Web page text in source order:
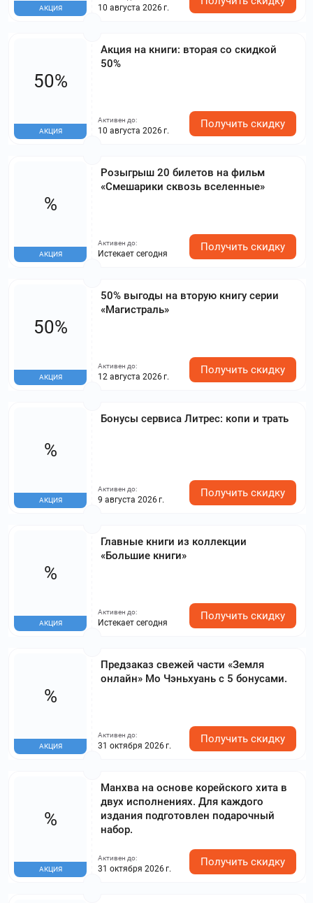
АКЦИЯ 10 августа 2026 г.
Акция на книги: вторая со скидкой
50%
50%
АКЦИЯ
Активен до:
10 августа 2026 г.
Получить скидку
Розыгрыш 20 билетов на фильм
«Смешарики сквозь вселенные»
%
АКЦИЯ
Активен до:
Истекает сегодня
Получить скидку
50% выгоды на вторую книгу серии
«Магистраль»
50%
АКЦИЯ
Активен до:
12 августа 2026 г.
Получить скидку
Бонусы сервиса Литрес: копи и трать
%
АКЦИЯ
Активен до:
9 августа 2026 г.
Получить скидку
Главные книги из коллекции
«Большие книги»
%
АКЦИЯ
Активен до:
Истекает сегодня
Получить скидку
Предзаказ свежей части «Земля
онлайн» Мо Чэньхуань с 5 бонусами.
%
АКЦИЯ
Активен до:
31 октября 2026 г.
Получить скидку
Манхва на основе корейского хита в
двух исполнениях. Для каждого
издания подготовлен подарочный
набор.
%
АКЦИЯ
Активен до:
31 октября 2026 г.
Получить скидку